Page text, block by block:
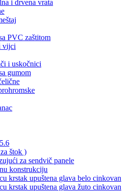
i drvena vrata
PVC zaštitom
vijci
i uskočnici
gumom
štok )
za sendvič panele
konstrukciju
krstak upuštena glava belo cinkovan
krstak upuštena glava žuto cinkovan